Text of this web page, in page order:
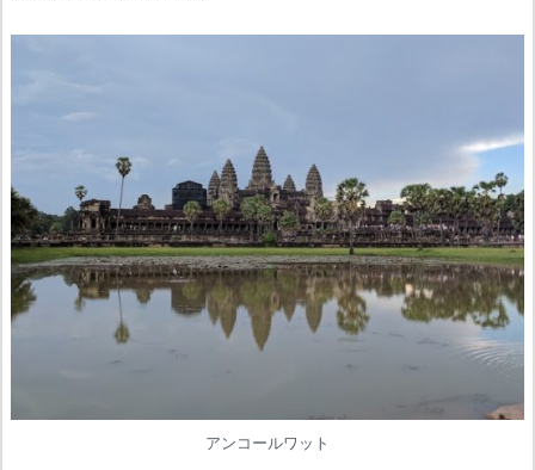
アンコールワット